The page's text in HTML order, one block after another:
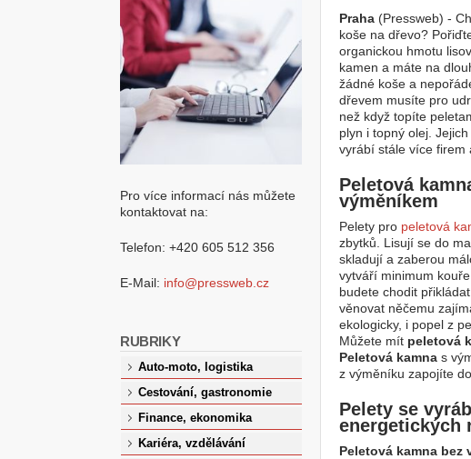
Praha (Pressweb) -
koše na dřevo?
organickou hmotu
kamen a máte na
žádné koše a
dřevem musíte pro
než když topíte
plyn i topný olej.
vyrábí stále více firem
Peletová
výměníkem
Pelety pro peletová
zbytků. Lisují se do
skladují a zaberou
vytváří minimum
budete chodit
věnovat něčemu
ekologicky, i popel z
Můžete mít peletová
Peletová kamna s
z výměníku zapojíte
Pelety se
energetických
Peletová kamna bez
Pro více informací nás můžete
kontaktovat na:
Telefon: +420 605 512 356
E-Mail: info@pressweb.cz
RUBRIKY
Auto-moto, logistika
Cestování, gastronomie
Finance, ekonomika
Kariéra, vzdělávání